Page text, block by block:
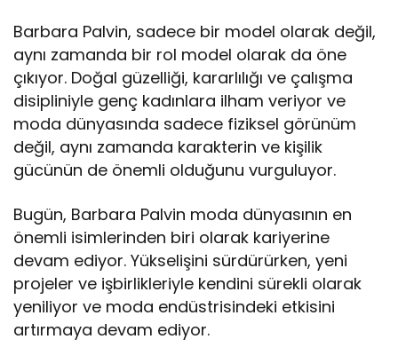
Barbara Palvin, sadece bir model olarak değil,
aynı zamanda bir rol model olarak da öne
çıkıyor. Doğal güzelliği, kararlılığı ve çalışma
disipliniyle genç kadınlara ilham veriyor ve
moda dünyasında sadece fiziksel görünüm
değil, aynı zamanda karakterin ve kişilik
gücünün de önemli olduğunu vurguluyor.
Bugün, Barbara Palvin moda dünyasının en
önemli isimlerinden biri olarak kariyerine
devam ediyor. Yükselişini sürdürürken, yeni
projeler ve işbirlikleriyle kendini sürekli olarak
yeniliyor ve moda endüstrisindeki etkisini
artırmaya devam ediyor.